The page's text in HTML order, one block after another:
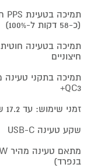
(כ-58 דקות ל-100%)
חיצוניים
QC3+
זמני שימוש: עד 17.2 שעות שימוש רציף
שקע טעינה USB-C
בנפרד)